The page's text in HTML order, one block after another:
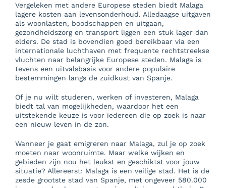
Vergeleken met andere Europese steden biedt Malaga
lagere kosten aan levensonderhoud. Alledaagse uitgaven
als woonlasten, boodschappen en uitgaan,
gezondheidszorg en transport liggen een stuk lager dan
elders. De stad is bovendien goed bereikbaar via een
internationale luchthaven met frequente rechtstreekse
vluchten naar belangrijke Europese steden. Malaga is
tevens een uitvalsbasis voor andere populaire
bestemmingen langs de zuidkust van Spanje.
Of je nu wilt studeren, werken of investeren, Malaga
biedt tal van mogelijkheden, waardoor het een
uitstekende keuze is voor iedereen die op zoek is naar
een nieuw leven in de zon.
Wanneer je gaat emigreren naar Malaga, zul je op zoek
moeten naar woonruimte. Maar welke wijken en
gebieden zijn nou het leukst en geschiktst voor jouw
situatie? Allereerst: Malaga is een veilige stad. Het is de
zesde grootste stad van Spanje, met ongeveer 580.000